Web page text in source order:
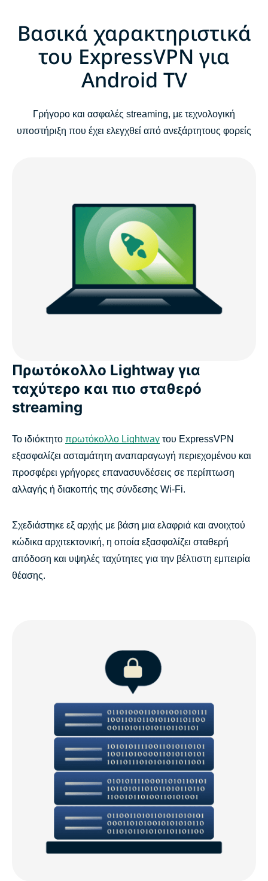
Βασικά χαρακτηριστικά
του ExpressVPN για
Android TV
Γρήγορο και ασφαλές streaming, με τεχνολογική
υποστήριξη που έχει ελεγχθεί από ανεξάρτητους φορείς
Πρωτόκολλο Lightway για
ταχύτερο και πιο σταθερό
streaming
Το ιδιόκτητο πρωτόκολλο Lightway του ExpressVPN
εξασφαλίζει ασταμάτητη αναπαραγωγή περιεχομένου και
προσφέρει γρήγορες επανασυνδέσεις σε περίπτωση
αλλαγής ή διακοπής της σύνδεσης Wi-Fi.
Σχεδιάστηκε εξ αρχής με βάση μια ελαφριά και ανοιχτού
κώδικα αρχιτεκτονική, η οποία εξασφαλίζει σταθερή
απόδοση και υψηλές ταχύτητες για την βέλτιστη εμπειρία
θέασης.